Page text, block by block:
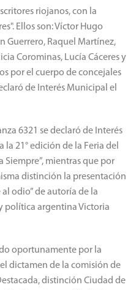
riojanos, con la
Ellos son: Víctor Hugo
Guerrero, Raquel Martínez,
Corominas, Lucía Cáceres y
por el cuerpo de concejales
de Interés Municipal el
6321 se declaró de Interés
21° edición de la Feria del
Siempre”, mientras que por
distinción la presentación
odio” de autoría de la
política argentina Victoria
oportunamente por la
dictamen de la comisión de
distinción Ciudad de